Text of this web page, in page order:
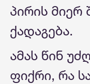
პირის მიერ
ქადაგება.
ამას წინ
ფიქრი, რა